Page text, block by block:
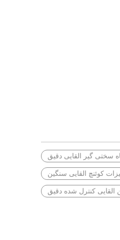
سختی گیر القایی دقیق
کوئنچ القایی سنگین
کنترل شده دقیق